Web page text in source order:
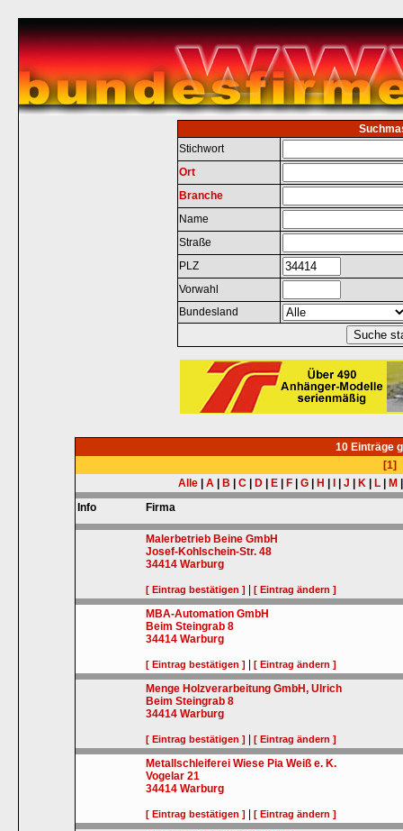
Stichwort
Ort
Branche
Name
Straße
PLZ
Vorwahl
Bundesland
10 Einträge
[1]
Alle
A B C D E F G H J K L M
Info
Firma
Malerbetrieb Beine GmbH
Josef-Kohlschein-Str. 48
34414 Warburg
[ Eintrag bestätigen ] |[ Eintrag ändern ]
MBA-Automation GmbH
Beim Steingrab 8
34414 Warburg
[ Eintrag bestätigen ] |[ Eintrag ändern ]
Menge Holzverarbeitung GmbH, Ulrich
Beim Steingrab 8
34414 Warburg
[ Eintrag bestätigen ] |[ Eintrag ändern ]
Metallschleiferei Wiese Pia Weiß e. K.
Vogelar 21
34414 Warburg
[ Eintrag bestätigen ] |[ Eintrag ändern ]